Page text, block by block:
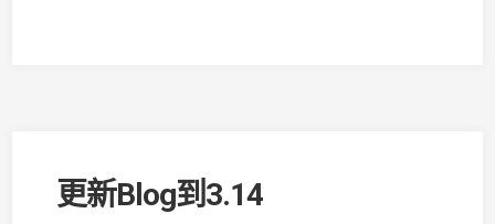
更新Blog到3.14